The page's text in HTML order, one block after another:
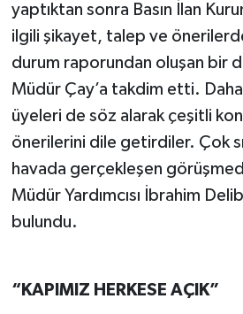
yaptıktan sonra Basın İlan
ilgili şikayet, talep ve
durum raporundan oluşan bir
Müdür Çay’a takdim etti.
üyeleri de söz alarak çeşitli
önerilerini dile getirdiler. Çok
havada gerçekleşen
Müdür Yardımcısı İbrahim
bulundu.
“KAPIMIZ HERKESE AÇIK”